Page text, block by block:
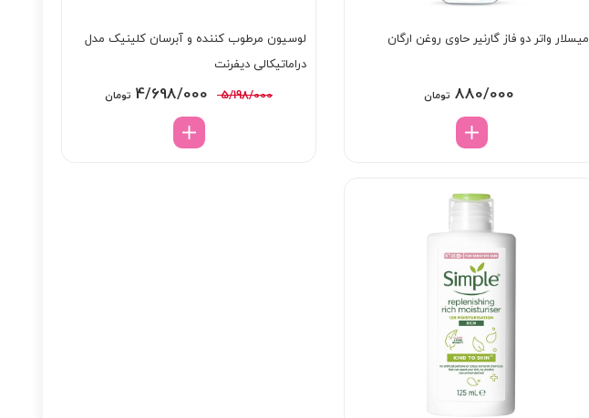
میسلار واتر دو فاز گارنیر حاوی روغن ارگان
880/000 تومان
لوسیون مرطوب کننده و آبرسان کلینیک مدل
دراماتیکالی دیفرنت
5/198/000
قیمت
اصلی:
4/698/000 تومانقیمت